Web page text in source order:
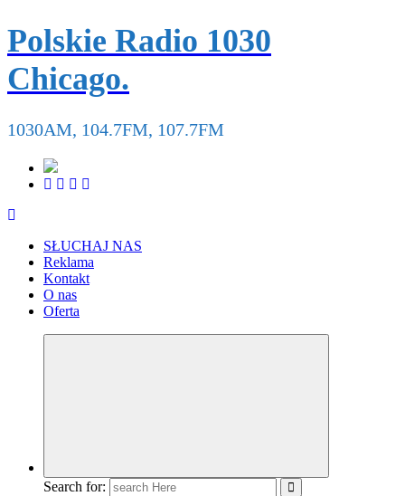
Polskie Radio 1030
Chicago.
1030AM, 104.7FM, 107.7FM
SŁUCHAJ NAS
Reklama
Kontakt
O nas
Oferta
Search for: